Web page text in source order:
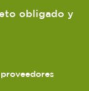
obligado y